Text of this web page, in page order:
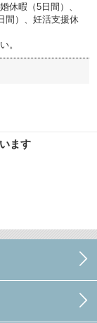
休暇（5日間）、
間）、妊活支援休
。
ます